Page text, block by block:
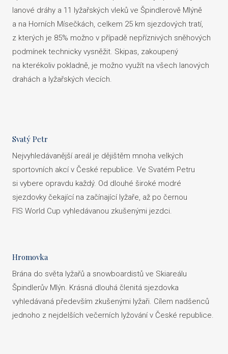
lanové dráhy a 11 lyžařských vleků ve Špindlerově Mlýně
a na Horních Mísečkách, celkem 25 km sjezdových tratí,
z kterých je 85% možno v případě nepříznivých sněhových
podmínek technicky vysněžit. Skipas, zakoupený
na kterékoliv pokladně, je možno využít na všech lanových
drahách a lyžařských vlecích.
Svatý Petr
Nejvyhledávanější areál je dějištěm mnoha velkých
sportovních akcí v České republice. Ve Svatém Petru
si vybere opravdu každý. Od dlouhé široké modré
sjezdovky čekající na začínající lyžaře, až po černou
FIS World Cup vyhledávanou zkušenými jezdci.
Hromovka
Brána do světa lyžařů a snowboardistů ve Skiareálu
Špindlerův Mlýn. Krásná dlouhá členitá sjezdovka
vyhledávaná především zkušenými lyžaři. Cílem nadšenců
jednoho z nejdelších večerních lyžování v České republice.